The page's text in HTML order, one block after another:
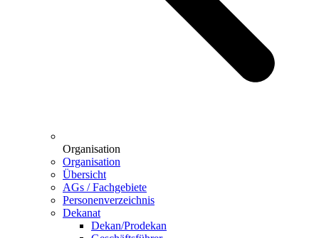
Organisation
Organisation
Übersicht
AGs / Fachgebiete
Personenverzeichnis
Dekanat
Dekan/Prodekan